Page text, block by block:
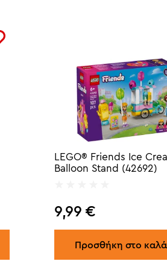
LEGO® Friends Ice
Balloon Stand (42692)
9,99 €
Προσθήκη στο